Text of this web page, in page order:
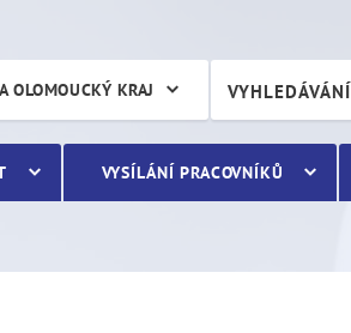
VYHLEDÁVÁNÍ
OLOMOUCKÝ KRAJ
VYSÍLÁNÍ PRACOVNÍKŮ